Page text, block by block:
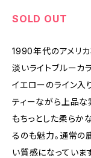
SOLD OUT
1990年代のアメリカ
淡いライトブルーカ
イエローのライン入
ティーながら上品な
もちっとした柔らか
るのも魅力。通常の
い質感になっています